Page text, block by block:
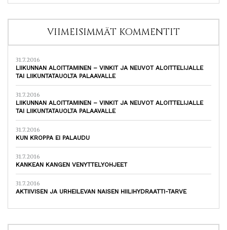
VIIMEISIMMÄT KOMMENTIT
31.7.2016
LIIKUNNAN ALOITTAMINEN – VINKIT JA NEUVOT ALOITTELIJALLE
TAI LIIKUNTATAUOLTA PALAAVALLE
31.7.2016
LIIKUNNAN ALOITTAMINEN – VINKIT JA NEUVOT ALOITTELIJALLE
TAI LIIKUNTATAUOLTA PALAAVALLE
31.7.2016
KUN KROPPA EI PALAUDU
31.7.2016
KANKEAN KANGEN VENYTTELYOHJEET
31.7.2016
AKTIIVISEN JA URHEILEVAN NAISEN HIILIHYDRAATTI-TARVE